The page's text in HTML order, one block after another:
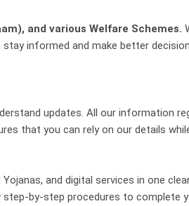
and various Welfare Schemes.
informed and make better
updates. All our information
that you can rely on our details
and digital services in one
step-by-step procedures to complete